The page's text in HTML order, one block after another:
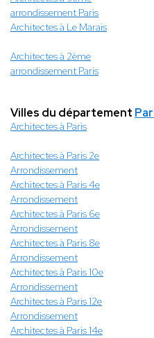
arrondissement Paris
Architectes à Le Marais
Architectes à 2ème
arrondissement Paris
Villes du département
Architectes à Paris
Architectes à Paris 2e
Arrondissement
Architectes à Paris 4e
Arrondissement
Architectes à Paris 6e
Arrondissement
Architectes à Paris 8e
Arrondissement
Architectes à Paris 10e
Arrondissement
Architectes à Paris 12e
Arrondissement
Architectes à Paris 14e